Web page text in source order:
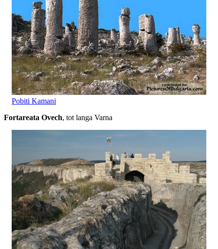
Pobiti Kamani
Fortareata Ovech, tot langa Varna